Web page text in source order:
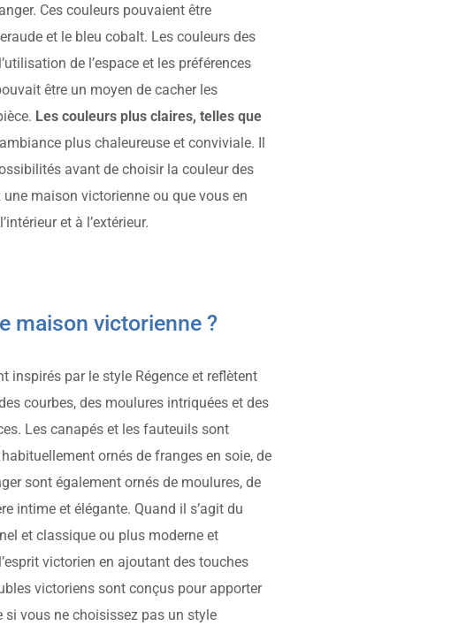
Ces couleurs pouvaient être
et le bleu cobalt. Les couleurs des
de l’espace et les préférences
être un moyen de cacher les
Les couleurs plus claires, telles que
plus chaleureuse et conviviale. Il
avant de choisir la couleur des
maison victorienne ou que vous en
et à l’extérieur.
maison victorienne ?
inspirés par le style Régence et reflètent
courbes, des moulures intriquées et des
Les canapés et les fauteuils sont
ornés de franges en soie, de
sont également ornés de moulures, de
intime et élégante. Quand il s’agit du
et classique ou plus moderne et
victorien en ajoutant des touches
victoriens sont conçus pour apporter
si vous ne choisissez pas un style